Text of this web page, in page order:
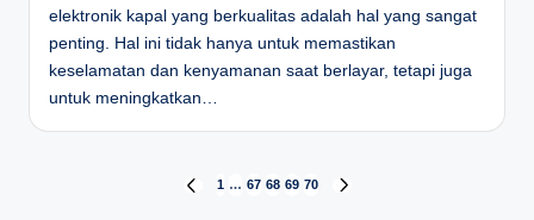
elektronik kapal yang berkualitas adalah hal yang sangat
penting. Hal ini tidak hanya untuk memastikan
keselamatan dan kenyamanan saat berlayar, tetapi juga
untuk meningkatkan…
PREVIOUS
1 … 67 68 69 70